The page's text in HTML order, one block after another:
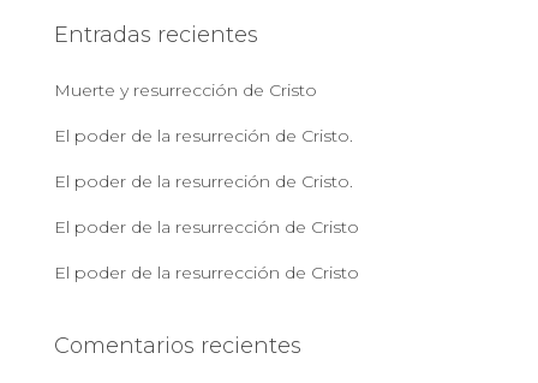
rEntradas recientes
Muerte y resurrección de Cristo
El poder de la resurreción de Cristo.
El poder de la resurreción de Cristo.
El poder de la resurrección de Cristo
El poder de la resurrección de Cristo
Comentarios recientes